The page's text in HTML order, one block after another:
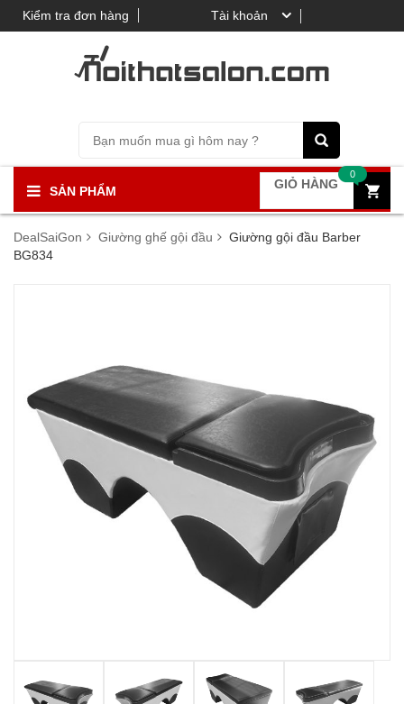
Tài khoản
Kiểm tra đơn hàng
SẢN PHẨM GIỎ HÀNG
0
DealSaiGon Giường ghế gội đầu
Giường gội đầu Barber
BG834